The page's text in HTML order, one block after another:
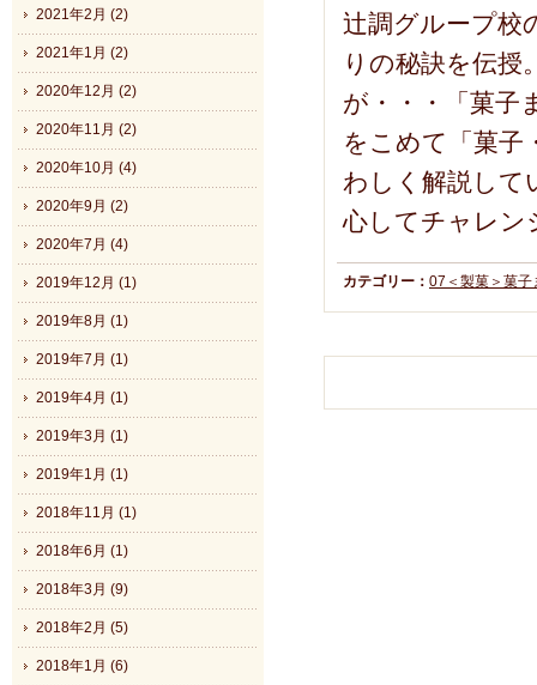
辻調グループ校
りの秘訣を伝授
が・・・「菓子
をこめて「菓
わしく解説して
心してチャレン
カテゴリー： 07＜製菓＞菓子
2021年2月 (2)
2021年1月 (2)
2020年12月 (2)
2020年11月 (2)
2020年10月 (4)
2020年9月 (2)
2020年7月 (4)
2019年12月 (1)
2019年8月 (1)
2019年7月 (1)
2019年4月 (1)
2019年3月 (1)
2019年1月 (1)
2018年11月 (1)
2018年6月 (1)
2018年3月 (9)
2018年2月 (5)
2018年1月 (6)